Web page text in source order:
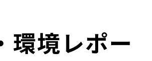
まへ
ージ環境レポー